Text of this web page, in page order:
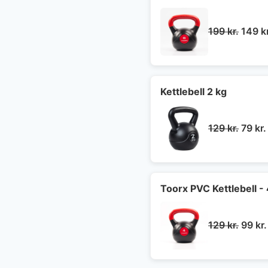
199kr. Den
149
Kettlebell 2 kg
129kr. Den
129
79 kr.
Toorx PVC Kettlebell -
129kr. Den
99 kr.